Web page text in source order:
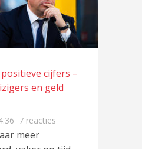
cijfers –
en geld
7 reacties
meer